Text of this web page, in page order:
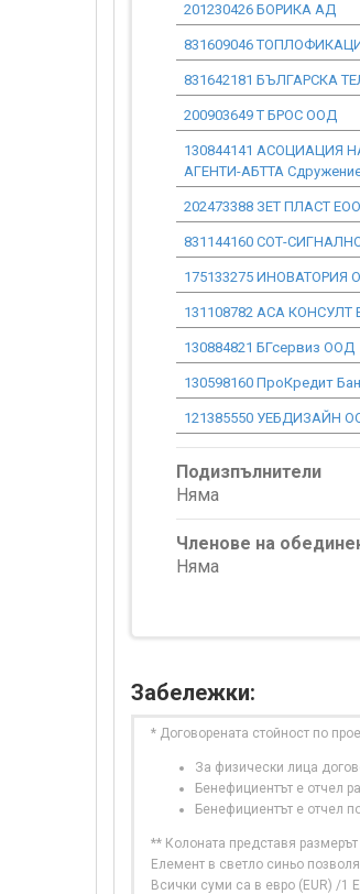
201230426 БОРИКА АД
831609046
831642181 БЪЛГАРСКА
200903649 Т БРОС ООД
130844141 АСОЦИАЦИЯ
АГЕНТИ-АБТТА
202473388 ЗЕТ ПЛАСТ
831144160 СОТ-
175133275 ИНОВАТОРИЯ
131108782 АСА КОНСУЛТ
130884821 БГсервиз ООД
130598160 ПроКредит
121385550 УЕБДИЗАЙН
Подизпълнители
Няма
Членове на
Няма
Забележки:
* Договорената стойност по
За физически лица
Бенефициентът е отчел
Бенефициентът е отчел
** Колоната представя
Елемент в светло синьо
Всички суми са в евро (EUR) /1